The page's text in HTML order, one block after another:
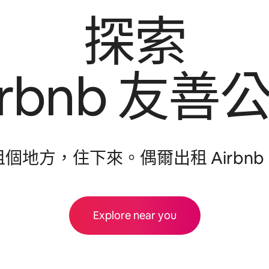
探索
友⁠善
個地方，住下來⁠。偶爾出租 Airbnb
Explore near you